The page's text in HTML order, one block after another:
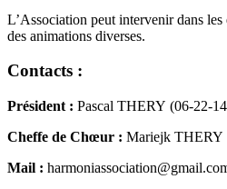
L’Association peut intervenir dans les
des animations diverses.
Contacts :
Président : Pascal THERY (06-22-
Cheffe de Chœur : Mariejk THERY
Mail :